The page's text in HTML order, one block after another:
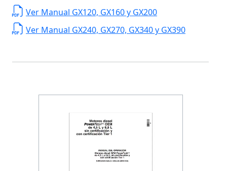
Ver Manual GX120, GX160 y GX200
Ver Manual GX240, GX270, GX340 y GX390